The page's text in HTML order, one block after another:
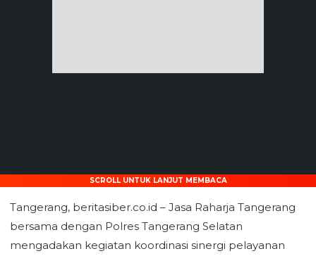
SCROLL UNTUK LANJUT MEMBACA
Tangerang, beritasiber.co.id – Jasa Raharja Tangerang
bersama dengan Polres Tangerang Selatan
mengadakan kegiatan koordinasi sinergi pelayanan